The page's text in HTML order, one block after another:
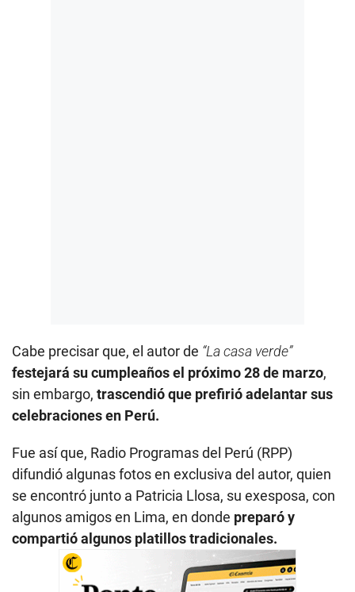
Cabe precisar que, el autor de “La casa verde”
festejará su cumpleaños el próximo 28 de marzo,
sin embargo, trascendió que prefirió adelantar sus
celebraciones en Perú.
Fue así que, Radio Programas del Perú (RPP)
difundió algunas fotos en exclusiva del autor, quien
se encontró junto a Patricia Llosa, su exesposa, con
algunos amigos en Lima, en donde preparó y
compartió algunos platillos tradicionales.